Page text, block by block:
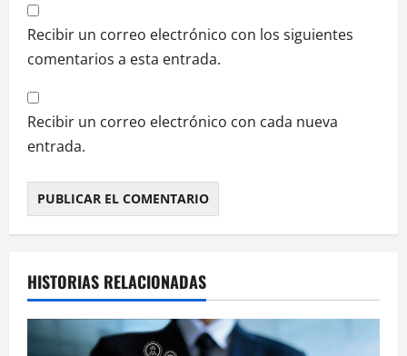
Recibir un correo electrónico con los siguientes
comentarios a esta entrada.
Recibir un correo electrónico con cada nueva
entrada.
HISTORIAS RELACIONADAS